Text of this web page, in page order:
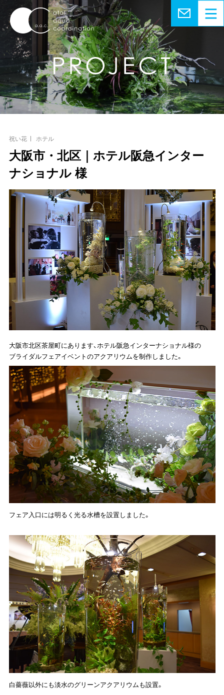
祝い花 ホテル
大阪市・北区｜ホテル阪急インター
ナショナル 様
大阪市北区茶屋町にあります、ホテル阪急インターナショナル様の
ブライダルフェアイベントのアクアリウムを制作しました。
フェア入口には明るく光る水槽を設置しました。
白薔薇以外にも淡水のグリーンアクアリウムも設置。